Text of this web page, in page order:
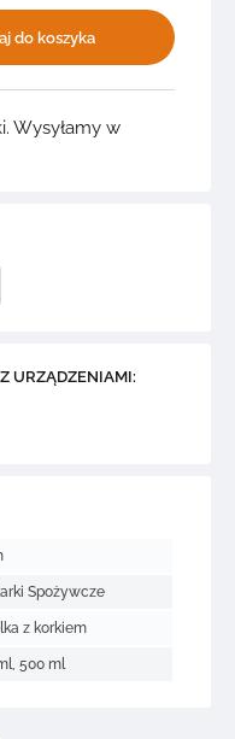
do koszyka
Wysyłamy w
URZĄDZENIAMI:
Spożywcze
z korkiem
500 ml